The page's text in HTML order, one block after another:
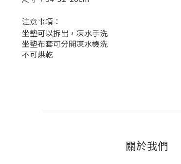
注意事項：
坐墊可以拆出，凍水手洗
坐墊布套可分開凍水機洗
不可烘乾
關於我們